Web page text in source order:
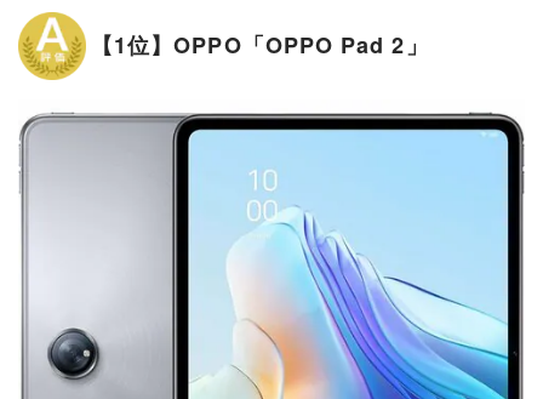
【1位】OPPO「OPPO Pad 2」